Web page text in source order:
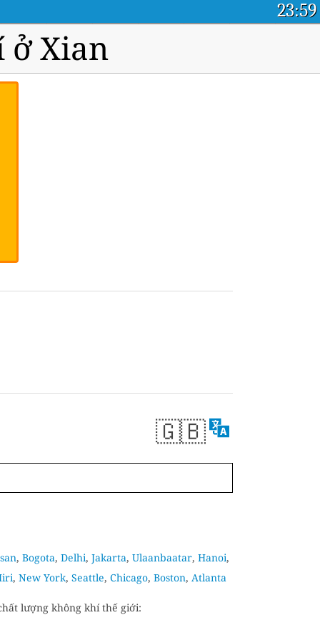
23:59
ở Xian
🇬🇧
, Bogota, Delhi, Jakarta, Ulaanbaatar, Hanoi,
, New York, Seattle, Chicago, Boston, Atlanta
lượng không khí thế giới: